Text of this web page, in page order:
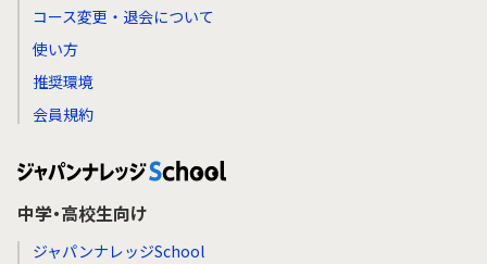
コース変更・退会について
使い方
推奨環境
会員規約
中学・高校生向け
ジャパンナレッジSchool